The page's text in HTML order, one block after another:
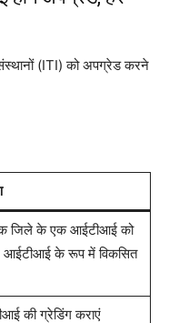
(ITI) को अपग्रेड करने
जिले के एक आईटीआई को
आईटीआई के रूप में विकसित
की ग्रेडिंग कराएं